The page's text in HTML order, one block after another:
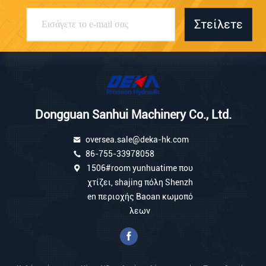
Στείλετε
Dongguan Sanhui Machinery Co., Ltd.
oversea.sale@deka-hk.com
86-755-33978058
1506#room yunhuatime που
χτίζει, shajing πόλη Shenzh
en περιοχής Baoan κωμοπό
λεων